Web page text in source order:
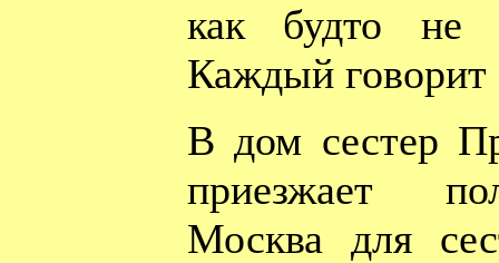
как будто не
Каждый говорит
В дом сестер
приезжает
Москва для